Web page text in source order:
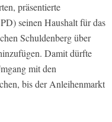
präsentierte
seinen Haushalt für das
Schuldenberg über
Damit dürfte
mit den
bis der Anleihenmarkt